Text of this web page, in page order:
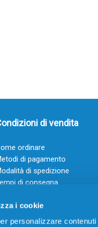
i cookie
personalizzare
di vendita
ordinare
di pagamento
di spedizione
di consegna